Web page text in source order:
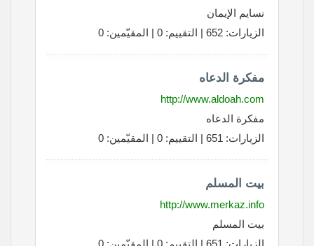
نسايم الإيمان
الزيارات: 652 | التقييم: 0 | المقيّمين: 0
مفكرة الدعاه
http://www.aldoah.com
مفكرة الدعاه
الزيارات: 651 | التقييم: 0 | المقيّمين: 0
بيت المسلم
http://www.merkaz.info
بيت المسلم
الزيارات: 651 | التقييم: 0 | المقيّمين: 0